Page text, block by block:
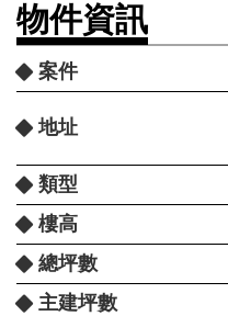
物件資訊
案件
地址
類型
樓高
總坪數
主建坪數